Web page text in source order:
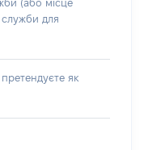
(або місце
для
як